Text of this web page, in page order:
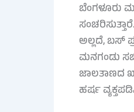
ಬೆಂಗಳೂರು
ಅಲ್ಲದೆ, ಬಸ್
ಮನಗಂಡು
ಜಾಲತಾಣದ
ಹರ್ಷ